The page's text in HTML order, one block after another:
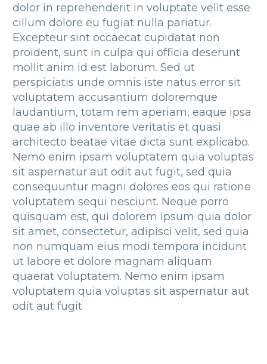
dolor in reprehenderit in voluptate velit esse
cillum dolore eu fugiat nulla pariatur.
Excepteur sint occaecat cupidatat non
proident, sunt in culpa qui officia deserunt
mollit anim id est laborum. Sed ut
perspiciatis unde omnis iste natus error sit
voluptatem accusantium doloremque
laudantium, totam rem aperiam, eaque ipsa
quae ab illo inventore veritatis et quasi
architecto beatae vitae dicta sunt explicabo.
Nemo enim ipsam voluptatem quia voluptas
sit aspernatur aut odit aut fugit, sed quia
consequuntur magni dolores eos qui ratione
voluptatem sequi nesciunt. Neque porro
quisquam est, qui dolorem ipsum quia dolor
sit amet, consectetur, adipisci velit, sed quia
non numquam eius modi tempora incidunt
ut labore et dolore magnam aliquam
quaerat voluptatem. Nemo enim ipsam
voluptatem quia voluptas sit aspernatur aut
odit aut fugit